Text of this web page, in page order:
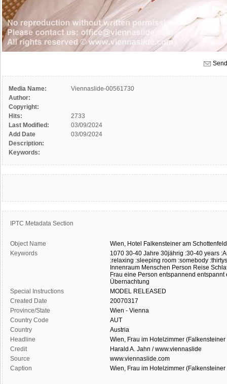
Media Name:
Viennaslide-00561730
Author:
Copyright:
Hits:
2733
Last Modified:
03/09/2024
Add Date
03/09/2024
Description:
Keywords:
IPTC Metadata Section
Object Name Wien, Hotel Falkensteiner am Schottenfeld
Keywords
1070 30-40 Jahre 30jährig :30-40 years
:relaxing :sleeping room :somebody
Innenraum Menschen Person Reise
Frau eine Person entspannend entspannt
Übernachtung
Special Instructions
MODEL RELEASED
Created Date
20070317
Province/State
Wien - Vienna
Country Code
AUT
Country
Austria
Headline
Wien, Frau im Hotelzimmer
Credit
Harald A. Jahn / www.viennaslide
Source
www.viennaslide.com
Caption
Wien, Frau im Hotelzimmer